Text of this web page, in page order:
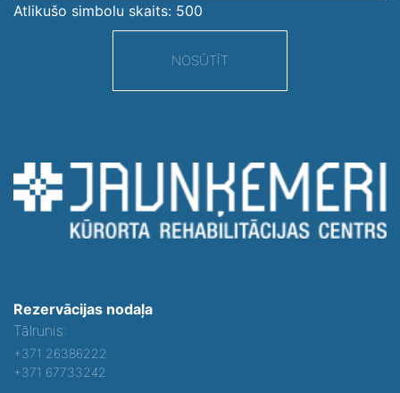
Atlikušo simbolu skaits: 500
NOSŪTĪT
Rezervācijas nodaļa
Tālrunis:
+371 26386222
+371 67733242